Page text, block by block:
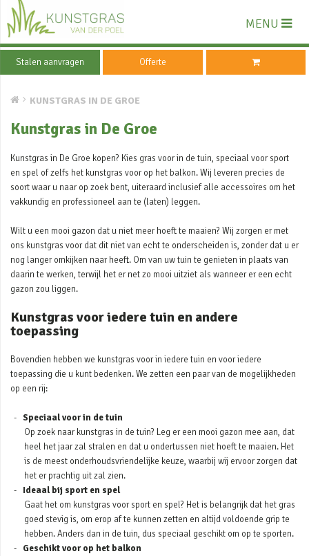
MENU
Stalen aanvragen Offerte
KUNSTGRAS IN DE GROE
Kunstgras in De Groe
Kunstgras in De Groe kopen? Kies gras voor in de tuin, speciaal voor sport
en spel of zelfs het kunstgras voor op het balkon. Wij leveren precies de
soort waar u naar op zoek bent, uiteraard inclusief alle accessoires om het
vakkundig en professioneel aan te (laten) leggen.
Wilt u een mooi gazon dat u niet meer hoeft te maaien? Wij zorgen er met
ons kunstgras voor dat dit niet van echt te onderscheiden is, zonder dat u er
nog langer omkijken naar heeft. Om van uw tuin te genieten in plaats van
daarin te werken, terwijl het er net zo mooi uitziet als wanneer er een echt
gazon zou liggen.
Kunstgras voor iedere tuin en andere
toepassing
Bovendien hebben we kunstgras voor in iedere tuin en voor iedere
toepassing die u kunt bedenken. We zetten een paar van de mogelijkheden
op een rij:
Speciaal voor in de tuin
Op zoek naar kunstgras in de tuin? Leg er een mooi gazon mee aan, dat
heel het jaar zal stralen en dat u ondertussen niet hoeft te maaien. Het
is de meest onderhoudsvriendelijke keuze, waarbij wij ervoor zorgen dat
het er prachtig uit zal zien.
Ideaal bij sport en spel
Gaat het om kunstgras voor sport en spel? Het is belangrijk dat het gras
goed stevig is, om erop af te kunnen zetten en altijd voldoende grip te
hebben. Anders dan in de tuin, dus speciaal geschikt om op te sporten.
Geschikt voor op het balkon